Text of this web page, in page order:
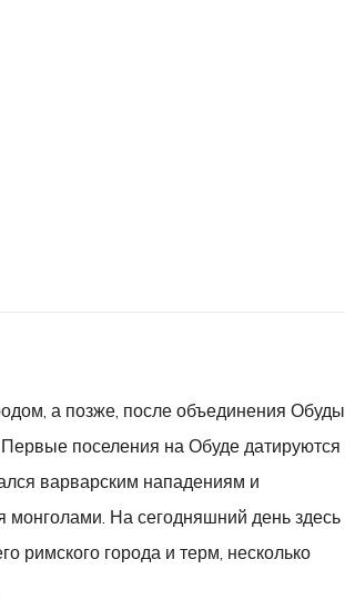
а позже, после объединения Обуды,
поселения на Обуде датируются
варварским нападениям и
монголами. На сегодняшний день здесь
римского города и терм, несколько